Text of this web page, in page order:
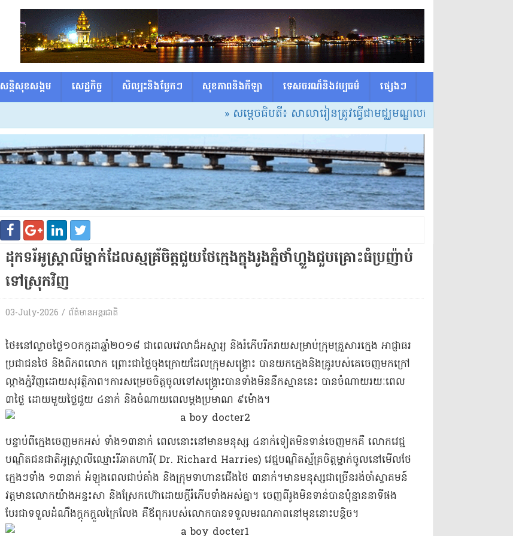
សន្តិសុខសង្គម សេដ្ឋកិច្ច សិល្បះនិងប្លែកៗ សុខភាពនិងកីឡា ទេសចរណ៏និងវប្បធម៌ ផ្សេង​ៗ
» សម្ដេចធិបតី៖ សាលារៀនត្រូវធ្វើជាមជ្ឈមណ្ឌលកំណត់វិធីសាស្ត្របង្
ដុក​ទ​រ័​អូស្ត្រាលី​ម្នាក់​ដែល​ស្ម​គ្រ័​ចិត្ត​ជួយ​ថែ​ក្មេង​ក្នុង​រូងភ្នំ​ថាំ​ហ្លួង​ជួប​គ្រោះ​ធំ​ប្រញ៉ាប់
ទៅស្រុកវិញ
03-July-2026 / ព័ត៌មានអន្តរជាតិ
​ថៃ​៖​នៅ​ល្ងាច​ថ្ងៃ​១០​កក្កដា​ឆ្នាំ​២០១៨ ជា​ពេលវេលា​ដ៏​អស្ចារ្យ និង​រំភើប​រីករាយ​សម្រាប់​ក្រុមគ្រួសារ​ក្មេង អាជ្ញាធរ
ប្រជាជន​ថៃ និង​ពិភពលោក ព្រោះ​ជា​ថ្ងៃ​ចុងក្រោយ​ដែល​ក្រុម​សង្គ្រោះ បាន​យក​ក្មេង​និង​គ្រូ​របស់គេ​ចេញមកក្រៅ​
ល្អាង​ភ្នំ​វិញ​ដោយ​សុវត្ថិភាព​។​ការសម្រេចចិត្ត​ចូលទៅ​សង្គ្រោះបាន​ទាំង​មិន​នឹកស្មាន​នេះ បាន​ចំណាយ​រយៈពេល
៣​ថ្ងៃ ដោយ​មួយថ្ងៃ​ជួយ ៤​នាក់ និង​ចំណាយពេល​ម្ដង​ប្រមាណ ៩​ម៉ោង​។
បន្ទាប់ពី​ក្មេង​ចេញមក​អស់ ទាំង​១៣​នាក់ ពេលនោះ​នៅមាន​មនុស្ស ៤​នាក់​ទៀត​មិនទាន់​ចេញមក​គឺ លោក​វេជ្ជ
បណ្ឌិត​ជនជាតិ​អូស្ត្រាលី​ឈ្មោះ​រី​ឆាត​ហារី​( Dr. Richard Harries) វេជ្ជបណ្ឌិត​ស្ម័គ្រចិត្ត​ម្នាក់​ចូល​នៅ​មើលថែ​
ក្មេងៗ​ទាំង ១៣​នាក់ អំឡុងពេល​ជាប់គាំង និង​ក្រុម​ទាហាន​ជើង​ថៃ ៣​នាក់​។​មាន​មនុស្ស​ជាច្រើន​រង់ចាំ​ស្វាគមន៍​
វត្តមាន​លោក​យ៉ាង​អន្ទះសា និង​ស្រែក​ហ៊ោ​ដោយ​ក្ដីរំភើប​ទាំងអស់គ្នា​។ ចេញពី​រូង​មិនទាន់បាន​ប៉ុន្មាន​នាទី​ផង
បែរជា​ទទួលដំណឹង​ក្ដុកក្ដួល​ក្រៃលែង គឺ​ឪពុក​របស់លោក​បានទទួល​មរណភាព​នៅមុន​នោះ​បន្តិច​។​